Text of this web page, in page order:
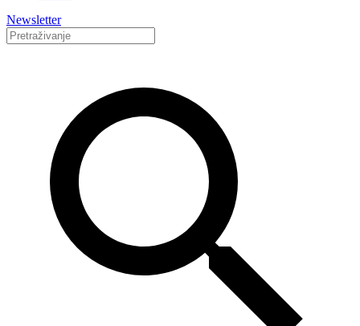
Newsletter